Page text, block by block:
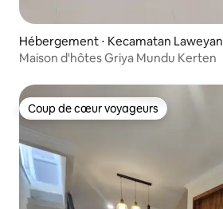
Hébergement ⋅ Kecamatan Laweyan
Maison d'hôtes Griya Mundu Kerten
Coup de cœur voyageurs
Coup de cœur voyageurs